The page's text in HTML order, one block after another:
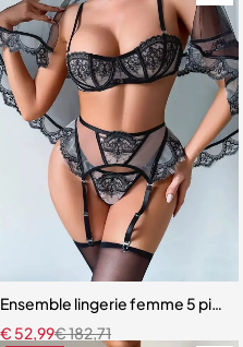
Ensemble lingerie femme 5
€182,71
€ 52,99